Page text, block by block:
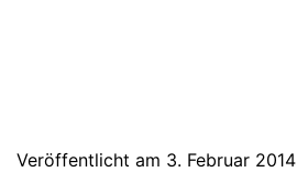
Veröffentlicht am 3. Februar 2014